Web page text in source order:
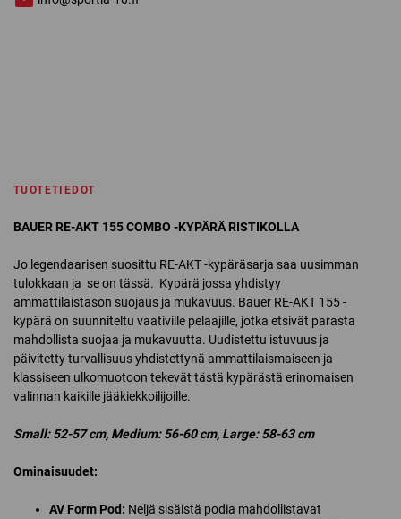
TUOTETIEDOT
BAUER RE-AKT 155 COMBO -KYPÄRÄ RISTIKOLLA
Jo legendaarisen suosittu RE-AKT -kypäräsarja saa uusimman
tulokkaan ja se on tässä. Kypärä jossa yhdistyy
ammattilaistason suojaus ja mukavuus. Bauer RE-AKT 155 -
kypärä on suunniteltu vaativille pelaajille, jotka etsivät parasta
mahdollista suojaa ja mukavuutta. Uudistettu istuvuus ja
päivitetty turvallisuus yhdistettynä ammattilaismaiseen ja
klassiseen ulkomuotoon tekevät tästä kypärästä erinomaisen
valinnan kaikille jääkiekkoilijoille.
Small: 52-57 cm, Medium: 56-60 cm, Large: 58-63 cm
Ominaisuudet:
AV Form Pod: Neljä sisäistä podia mahdollistavat